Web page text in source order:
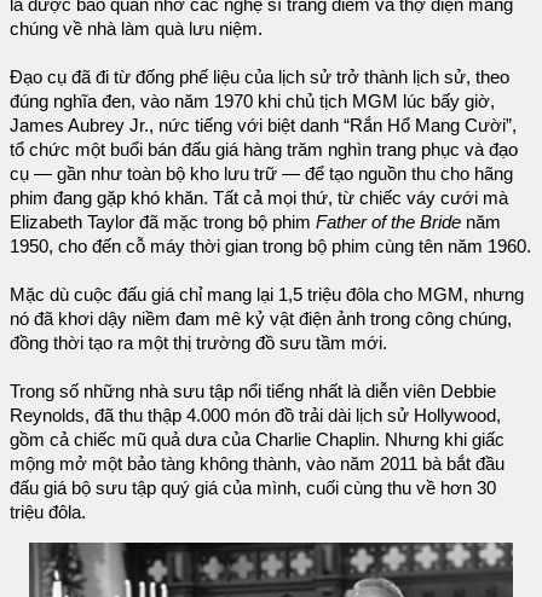
là được bảo quản nhờ các nghệ sĩ trang điểm và thợ điện mang
chúng về nhà làm quà lưu niệm.
Đạo cụ đã đi từ đống phế liệu của lịch sử trở thành lịch sử, theo
đúng nghĩa đen, vào năm 1970 khi chủ tịch MGM lúc bấy giờ,
James Aubrey Jr., nức tiếng với biệt danh “Rắn Hổ Mang Cười”,
tổ chức một buổi bán đấu giá hàng trăm nghìn trang phục và đạo
cụ — gần như toàn bộ kho lưu trữ — để tạo nguồn thu cho hãng
phim đang gặp khó khăn. Tất cả mọi thứ, từ chiếc váy cưới mà
Elizabeth Taylor đã mặc trong bộ phim Father of the Bride năm
1950, cho đến cỗ máy thời gian trong bộ phim cùng tên năm 1960.
Mặc dù cuộc đấu giá chỉ mang lại 1,5 triệu đôla cho MGM, nhưng
nó đã khơi dậy niềm đam mê kỷ vật điện ảnh trong công chúng,
đồng thời tạo ra một thị trường đồ sưu tầm mới.
Trong số những nhà sưu tập nổi tiếng nhất là diễn viên Debbie
Reynolds, đã thu thập 4.000 món đồ trải dài lịch sử Hollywood,
gồm cả chiếc mũ quả dưa của Charlie Chaplin. Nhưng khi giấc
mộng mở một bảo tàng không thành, vào năm 2011 bà bắt đầu
đấu giá bộ sưu tập quý giá của mình, cuối cùng thu về hơn 30
triệu đôla.